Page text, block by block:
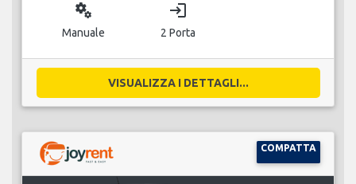
miscellaneous_services
Manuale
login
2 Porta
VISUALIZZA I DETTAGLI...
COMPATTA